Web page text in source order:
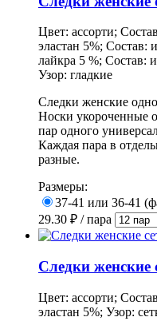
Цвет: ассорти;
эластан 5%; Состав:
лайкра 5 %; Состав:
Узор: гладкие
Следки женские
Носки укороченные
пар одного
Каждая пара в
разные.
Размеры:
37-41 или 36-41
29.30 ₽ / пара
Следки женские
Цвет: ассорти;
эластан 5%; Узор: